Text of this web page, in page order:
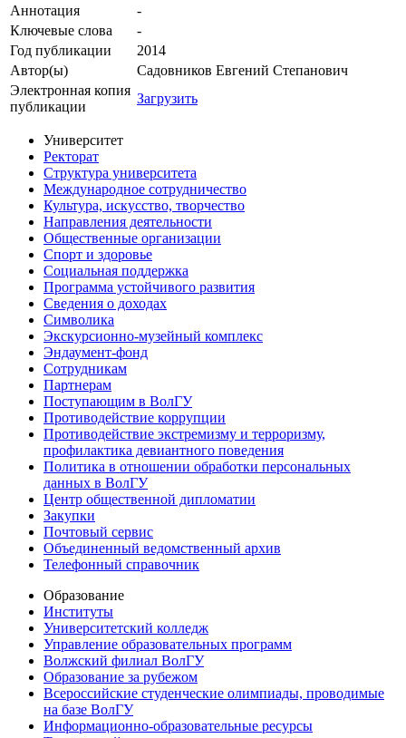
Аннотация
-
Ключевые cлова
-
Год публикации
2014
Автор(ы)
Садовников Евгений Степанович
Электронная копия
публикации
Загрузить
Университет
Ректорат
Структура университета
Международное сотрудничество
Культура, искусство, творчество
Направления деятельности
Общественные организации
Спорт и здоровье
Социальная поддержка
Программа устойчивого развития
Сведения о доходах
Символика
Экскурсионно-музейный комплекс
Эндаумент-фонд
Сотрудникам
Партнерам
Поступающим в ВолГУ
Противодействие коррупции
Противодействие экстремизму и терроризму,
профилактика девиантного поведения
Политика в отношении обработки персональных
данных в ВолГУ
Центр общественной дипломатии
Закупки
Почтовый сервис
Объединенный ведомственный архив
Телефонный справочник
Образование
Институты
Университетский колледж
Управление образовательных программ
Волжский филиал ВолГУ
Образование за рубежом
Всероссийские студенческие олимпиады, проводимые
на базе ВолГУ
Информационно-образовательные ресурсы